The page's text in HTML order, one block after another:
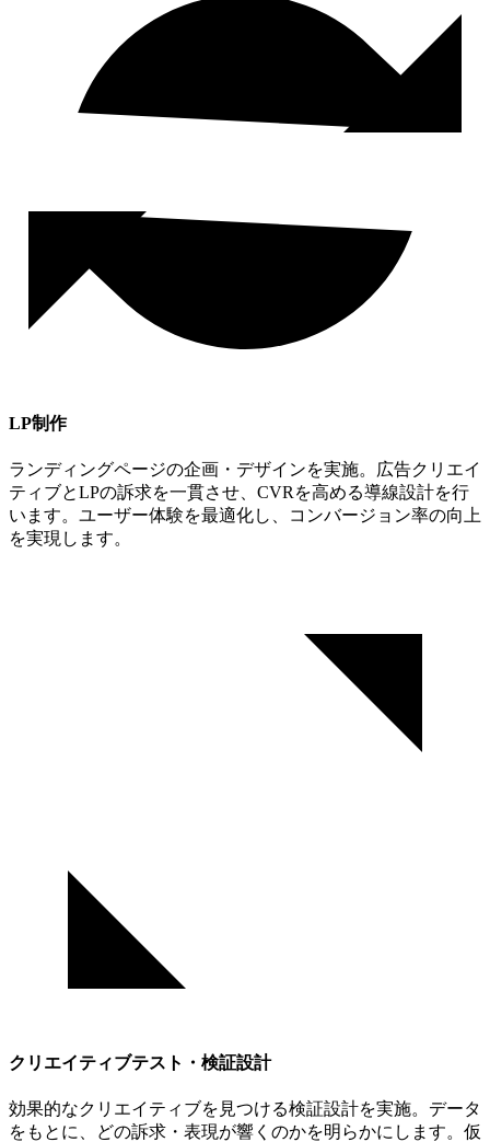
LP制作
ランディングページの企画・デザインを実施。広告クリエイ
ティブとLPの訴求を一貫させ、CVRを高める導線設計を行
います。ユーザー体験を最適化し、コンバージョン率の向上
を実現します。
クリエイティブテスト・検証設計
効果的なクリエイティブを見つける検証設計を実施。データ
をもとに、どの訴求・表現が響くのかを明らかにします。仮